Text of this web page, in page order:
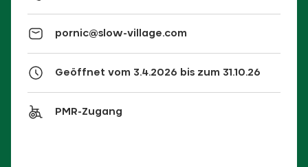
pornic@slow-village.com
Geöffnet vom 3.4.2026 bis zum 31.10.26
PMR-Zugang